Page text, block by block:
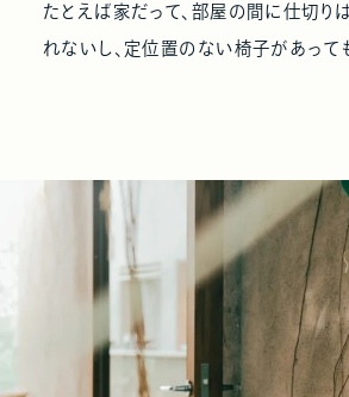
たとえば家だって、部屋の間に仕切り
れないし、定位置のない椅子があって